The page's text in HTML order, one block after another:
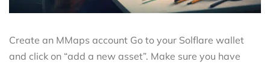
Create an MMaps account Go to your Solflare wallet
and click on “add a new asset”. Make sure you have